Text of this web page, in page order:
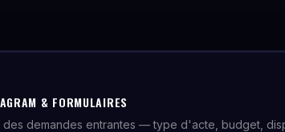
& FORMULAIRES
des demandes entrantes — type d'acte, budget,